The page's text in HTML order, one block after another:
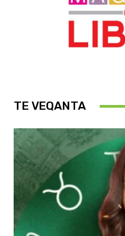
TE VEQANTA